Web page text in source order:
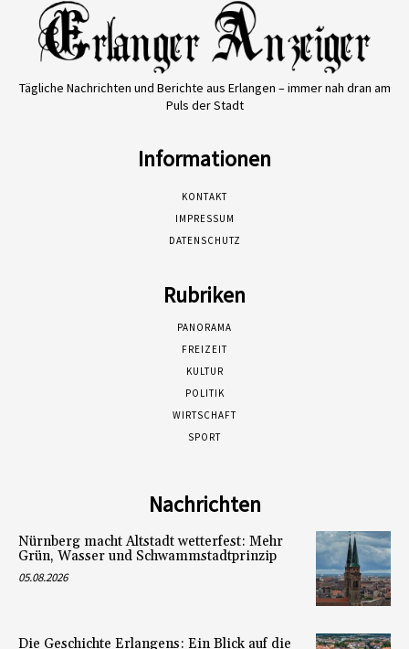
Tägliche Nachrichten und Berichte aus Erlangen – immer nah dran am
Puls der Stadt
Informationen
KONTAKT
IMPRESSUM
DATENSCHUTZ
Rubriken
PANORAMA
FREIZEIT
KULTUR
POLITIK
WIRTSCHAFT
SPORT
Nachrichten
Nürnberg macht Altstadt wetterfest: Mehr
Grün, Wasser und Schwammstadtprinzip
05.08.2026
Die Geschichte Erlangens: Ein Blick auf die